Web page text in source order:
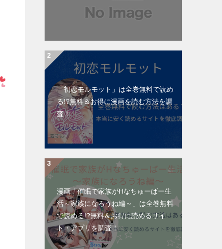
「初恋モルモット」は全巻無料で読め
る!?無料＆お得に漫画を読む⽅法を調
査！
漫画「催眠で家族がHなちゅーばー生
活～家族になろうね編～」は全巻無料
で読める!?無料＆お得に読めるサイ
ト・アプリを調査！